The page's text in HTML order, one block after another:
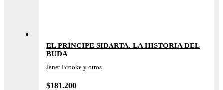
EL PRÍNCIPE SIDARTA. LA HISTORIA DEL
BUDA
Janet Brooke y otros
$181.200